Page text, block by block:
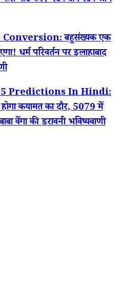
बहुसंख्यक एक
धर्म परिवर्तन पर इलाहाबाद
Predictions In Hindi:
कयामत का दौर, 5079 में
वेंगा की डरावनी भविष्यवाणी